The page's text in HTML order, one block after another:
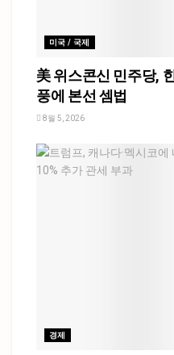
미국 / 국제
美 위스콘신 민주당,
풍에 본선 셈법
8월 5, 2026
경제